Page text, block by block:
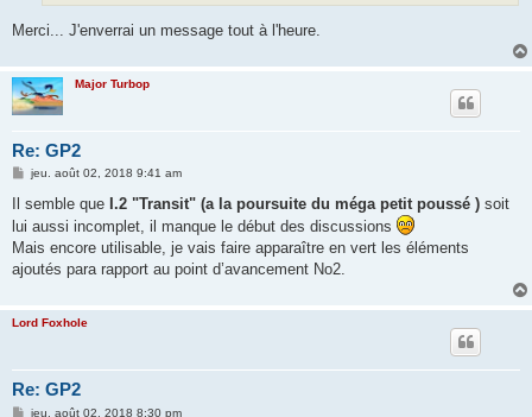
Merci... J'enverrai un message tout à l'heure.
Major Turbop
Re: GP2
M
s
a
g
e
jeu. août 02, 2018 9:41 am
Il semble que I.2 "Transit" (a la poursuite du méga petit poussé ) soit
lui aussi incomplet, il manque le début des discussions
Mais encore utilisable, je vais faire apparaître en vert les éléments
ajoutés para rapport au point d’avancement No2.
Lord Foxhole
Re: GP2
Mjeu. août 02, 2018 8:30 pm